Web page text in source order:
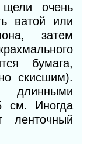
очень
ватой или
затем
бумага,
скисшим).
длинными
см. Иногда
ленточный